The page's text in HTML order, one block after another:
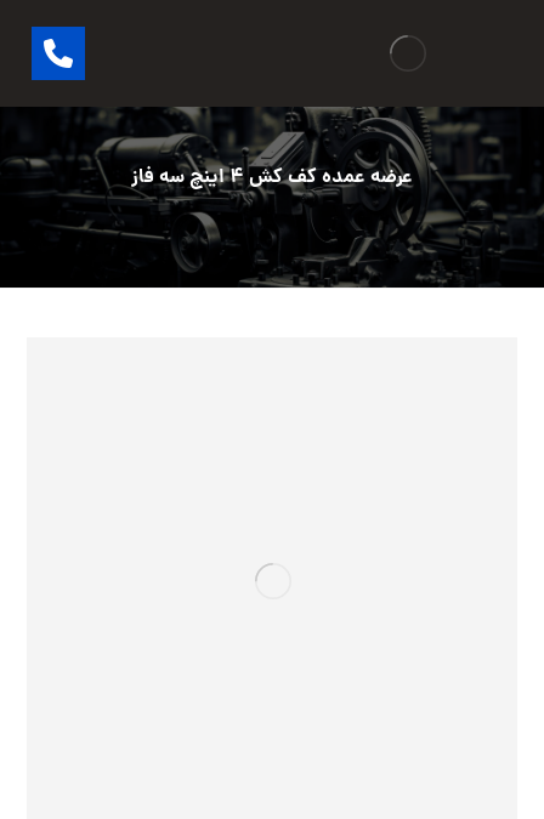
عرضه عمده کف کش ۴ اینچ سه فاز